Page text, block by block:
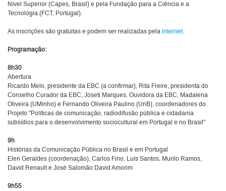
Nível Superior (Capes, Brasil) e pela Fundação para a Ciência e a
Tecnologia (FCT, Portugal).
As inscrições são gratuitas e podem ser realizadas pela internet.
Programação:
8h30
Abertura
Ricardo Melo, presidente da EBC (a confirmar), Rita Freire, presidenta do
Conselho Curador da EBC, Joseti Marques, Ouvidora da EBC, Madalena
Oliveira (UMinho) e Fernando Oliveira Paulino (UnB), coordenadores do
Projeto "Políticas de comunicação, radiodifusão pública e cidadania
subsídios para o desenvolvimento sociocultural em Portugal e no Brasil"
9h
Histórias da Comunicação Pública no Brasil e em Portugal
Elen Geraldes (coordenação), Carlos Fino, Luís Santos, Murilo Ramos,
David Renault e José Salomão David Amorim
9h55